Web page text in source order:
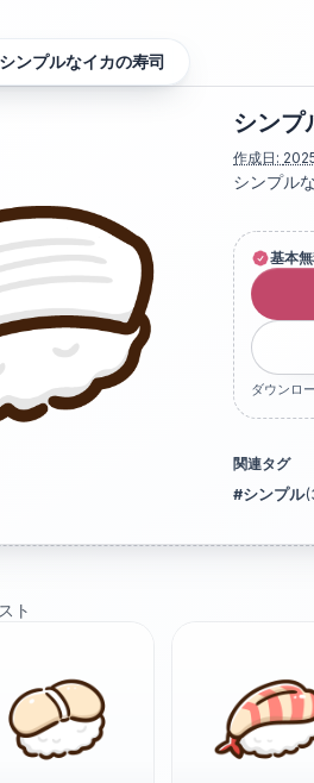
シンプルなイカの寿司
シンプ
作成日:
シンプル
基本
ダウンロ
関連タグ
#シンプル(
ト